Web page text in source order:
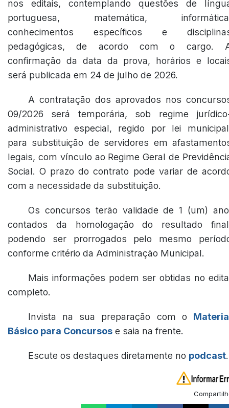
nos editais, contemplando questões de
portuguesa, matemática,
conhecimentos específicos e
pedagógicas, de acordo com o cargo.
confirmação da data da prova, horários e
será publicada em 24 de julho de 2026.
A contratação dos aprovados nos
09/2026 será temporária, sob regime
administrativo especial, regido por lei
para substituição de servidores em
legais, com vínculo ao Regime Geral de
Social. O prazo do contrato pode variar de
com a necessidade da substituição.
Os concursos terão validade de 1 (um)
contados da homologação do resultado
podendo ser prorrogados pelo mesmo
conforme critério da Administração Municipal.
Mais informações podem ser obtidas no
completo.
Invista na sua preparação com o
Básico para Concursos e saia na frente.
Escute os destaques diretamente no podcast.